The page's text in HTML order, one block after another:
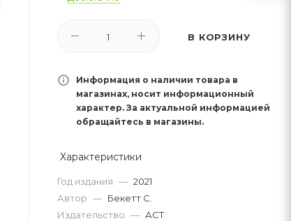
В КОРЗИНУ
Информация о наличии товара в
магазинах, носит информационный
характер. За актуальной информацией
обращайтесь в магазины.
Характеристики
Год издания — 2021
Автор — Бекетт С.
Издательство — АСТ